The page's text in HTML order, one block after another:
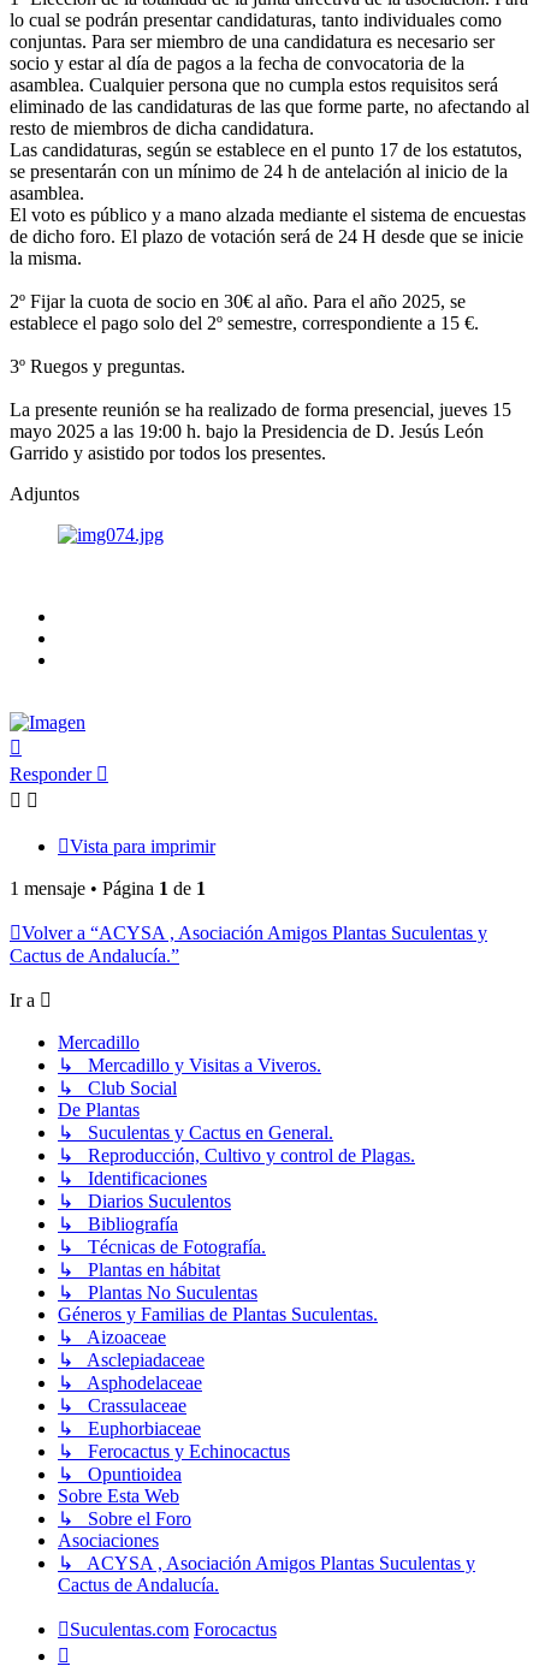
lo cual se podrán presentar candidaturas, tanto individuales como
conjuntas. Para ser miembro de una candidatura es necesario ser
socio y estar al día de pagos a la fecha de convocatoria de la
asamblea. Cualquier persona que no cumpla estos requisitos será
eliminado de las candidaturas de las que forme parte, no afectando al
resto de miembros de dicha candidatura.
Las candidaturas, según se establece en el punto 17 de los estatutos,
se presentarán con un mínimo de 24 h de antelación al inicio de la
asamblea.
El voto es público y a mano alzada mediante el sistema de encuestas
de dicho foro. El plazo de votación será de 24 H desde que se inicie
la misma.
2º Fijar la cuota de socio en 30€ al año. Para el año 2025, se
establece el pago solo del 2º semestre, correspondiente a 15 €.
3º Ruegos y preguntas.
La presente reunión se ha realizado de forma presencial, jueves 15
mayo 2025 a las 19:00 h. bajo la Presidencia de D. Jesús León
Garrido y asistido por todos los presentes.
Adjuntos
Responder
Vista para imprimir
1 mensaje • Página 1 de 1
Volver a “ACYSA , Asociación Amigos Plantas Suculentas y
Cactus de Andalucía.”
Ir a
Mercadillo
↳ Mercadillo y Visitas a Viveros.
↳ Club Social
De Plantas
↳ Suculentas y Cactus en General.
↳ Reproducción, Cultivo y control de Plagas.
↳ Identificaciones
↳ Diarios Suculentos
↳ Bibliografía
↳ Técnicas de Fotografía.
↳ Plantas en hábitat
↳ Plantas No Suculentas
Géneros y Familias de Plantas Suculentas.
↳ Aizoaceae
↳ Asclepiadaceae
↳ Asphodelaceae
↳ Crassulaceae
↳ Euphorbiaceae
↳ Ferocactus y Echinocactus
↳ Opuntioidea
Sobre Esta Web
↳ Sobre el Foro
Asociaciones
↳ ACYSA , Asociación Amigos Plantas Suculentas y
Cactus de Andalucía.
Suculentas.com Forocactus